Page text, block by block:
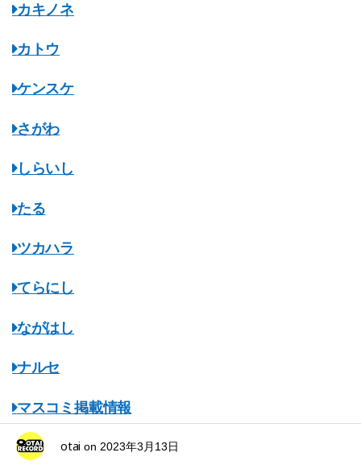
カキノネ
カトウ
ケンスケ
さがわ
しらいし
たる
ツカハラ
てらにし
ながはし
ナルセ
マスコミ掲載情報
みちのくオタレコ
otai on 2023年3月13日